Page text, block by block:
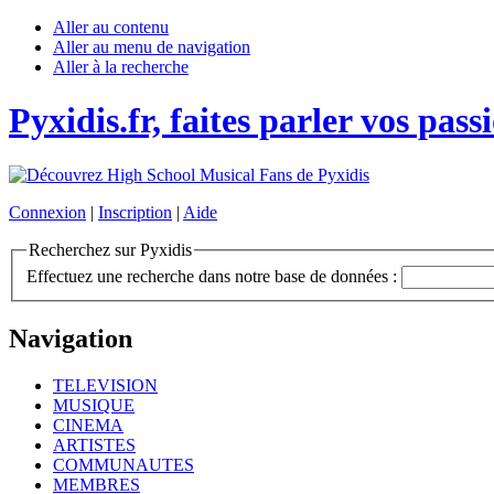
Aller au contenu
Aller au menu de navigation
Aller à la recherche
Pyxidis.fr, faites parler vos
Connexion | Inscription | Aide
Recherchez sur Pyxidis
Effectuez une recherche dans notre base de données :
Navigation
TELEVISION
MUSIQUE
CINEMA
ARTISTES
COMMUNAUTES
MEMBRES